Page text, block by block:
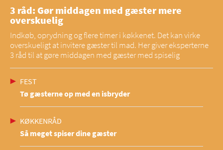
3 råd: Gør middagen med gæster mere
overskuelig
Indkøb, oprydning og flere timer i køkkenet. Det kan virke
overskueligt at invitere gæster til mad. Her giver eksperterne
3 råd til at gøre middagen med gæster med spiselig
FEST
Tø gæsterne op med en isbryder
KØKKENRÅD
Så meget spiser dine gæster